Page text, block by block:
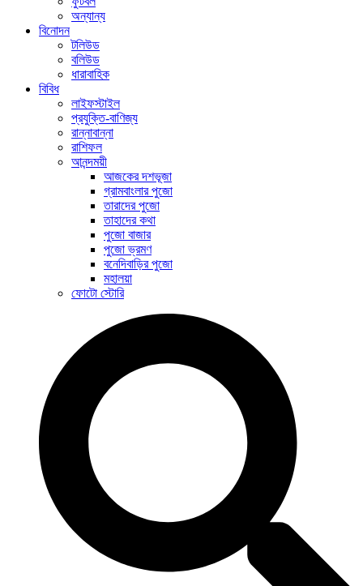
অন্যান্য
বিনোদন
টলিউড
বলিউড
ধারাবাহিক
বিবিধ
লাইফস্টাইল
প্রযুক্তি-বাণিজ্য
রান্নাবান্না
রাশিফল
আনন্দময়ী
আজকের দশভূজা
গ্রামবাংলার পুজো
তারাদের পুজো
তাহাদের কথা
পুজো বাজার
পুজো ভ্রমণ
বনেদিবাড়ির পুজো
মহালয়া
ফোটো স্টোরি